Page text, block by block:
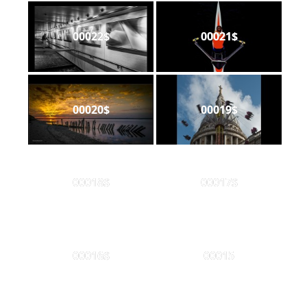
00022$ 00021$
00020$ 00019$
00018$ 00017$
00016$ 00015